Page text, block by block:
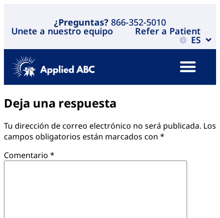
¿Preguntas? 866-352-5010
Unete a nuestro equipo Refer a Patient
ES
Deja una respuesta
Tu dirección de correo electrónico no será publicada. Los
campos obligatorios están marcados con *
Comentario *